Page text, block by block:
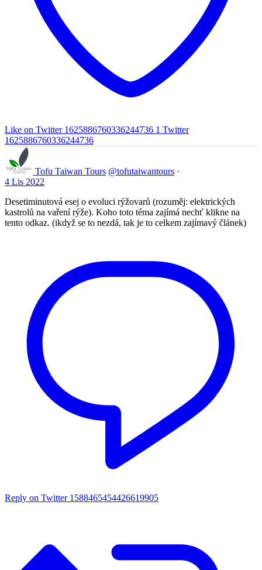
Like on Twitter 1625886760336244736 1 Twitter
1625886760336244736
Tofu Taiwan Tours @tofutaiwantours ·
4 Lis 2022
Desetiminutová esej o evoluci rýžovarů (rozuměj: elektrických
kastrolů na vaření rýže). Koho toto téma zajímá nechť klikne na
tento odkaz. (ikdyž se to nezdá, tak je to celkem zajímavý článek)
Reply on Twitter 1588465454426619905